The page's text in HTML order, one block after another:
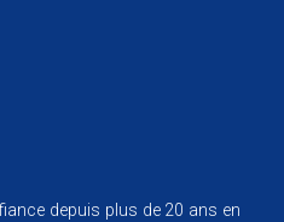
depuis plus de 20 ans en